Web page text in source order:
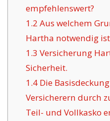
empfehlenswert?
1.2 Aus welchem
Hartha notwendig
1.3 Versicherung
Sicherheit.
1.4Die
Versicherern durch
Teil- und Vollkasko